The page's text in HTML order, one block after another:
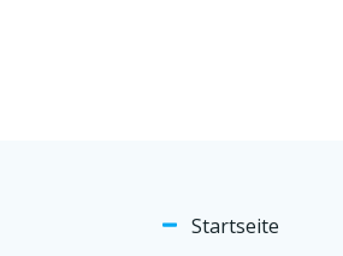
Startseite